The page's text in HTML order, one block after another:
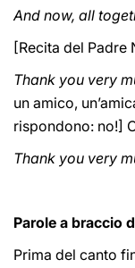
And now, all
[Recita del Padre
Thank you very
un amico,
rispondono: no!]
Thank you very
Parole a braccio
Prima del canto